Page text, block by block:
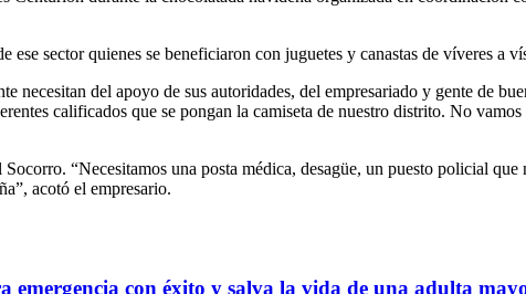
sector quienes se beneficiaron con juguetes y canastas de víveres a
del apoyo de sus autoridades, del empresariado y gente de
calificados que se pongan la camiseta de nuestro distrito. No
“Necesitamos una posta médica, desagüe, un puesto policial
acotó el empresario.
emergencia con éxito y salva la vida de una adulta